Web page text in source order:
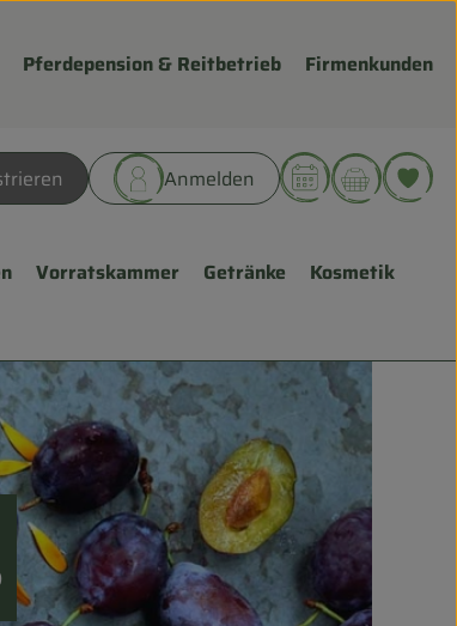
Pferdepension & Reitbetrieb Firmenkunden
Anmelden
Vorratskammer Getränke
Kosmetik